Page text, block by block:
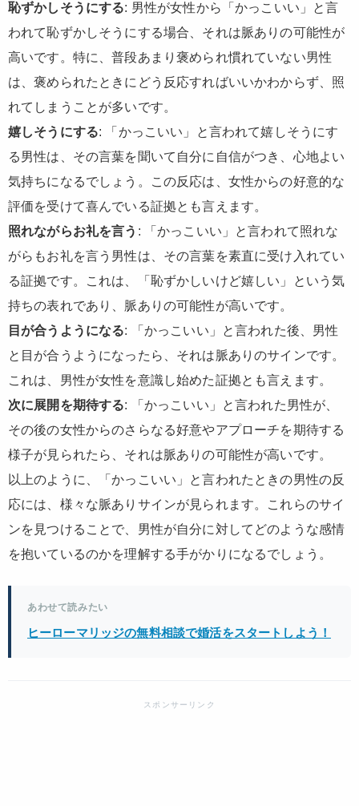
恥ずかしそうにする: 男性が女性から「かっこいい」と言
われて恥ずかしそうにする場合、それは脈ありの可能性が
高いです。特に、普段あまり褒められ慣れていない男性
は、褒められたときにどう反応すればいいかわからず、照
れてしまうことが多いです。
嬉しそうにする: 「かっこいい」と言われて嬉しそうにす
る男性は、その言葉を聞いて自分に自信がつき、心地よい
気持ちになるでしょう。この反応は、女性からの好意的な
評価を受けて喜んでいる証拠とも言えます。
照れながらお礼を言う : 「かっこいい」と言われて照れな
がらもお礼を言う男性は、その言葉を素直に受け入れてい
る証拠です。これは、「恥ずかしいけど嬉しい」という気
持ちの表れであり、脈ありの可能性が高いです。
目が合うようになる: 「かっこいい」と言われた後、男性
と目が合うようになったら、それは脈ありのサインです。
これは、男性が女性を意識し始めた証拠とも言えます。
次に展開を期待する: 「かっこいい」と言われた男性が、
その後の女性からのさらなる好意やアプローチを期待する
様子が見られたら、それは脈ありの可能性が高いです。
以上のように、「かっこいい」と言われたときの男性の反
応には、様々な脈ありサインが見られます。これらのサイ
ンを見つけることで、男性が自分に対してどのような感情
を抱いているのかを理解する手がかりになるでしょう。
あわせて読みたい
ヒーローマリッジの無料相談で婚活をスタートしよう！